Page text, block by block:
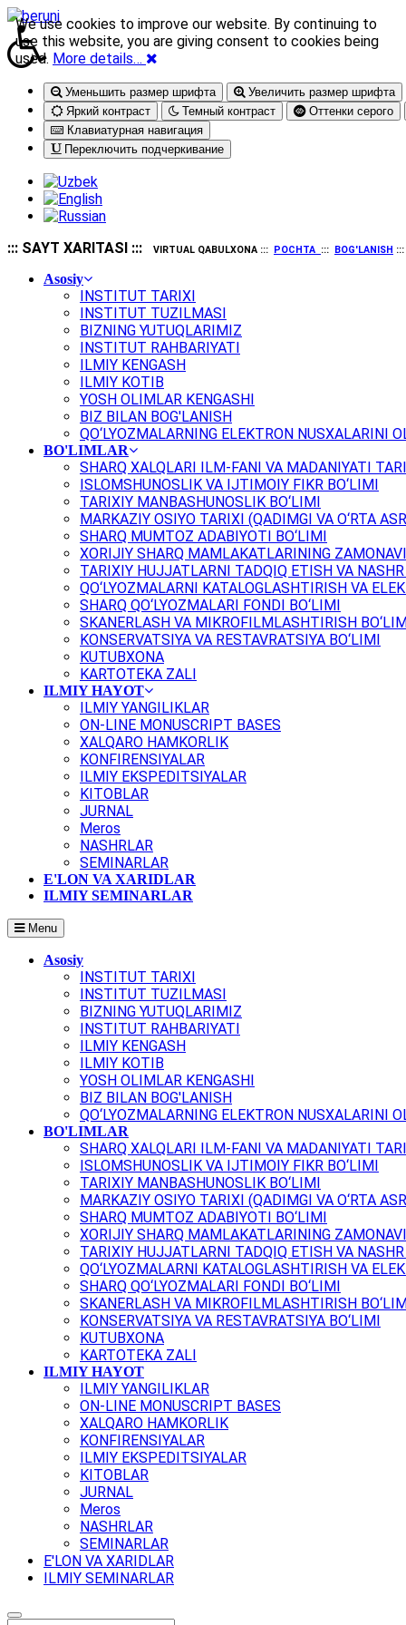
Уменьшить размер шрифта
Увеличить размер шрифта
Яркий контраст
Темный контраст
Оттенки серого
Клавиатурная навигация
Переключить подчеркивание
::: SAYT XARITASI ::: VIRTUAL QABULXONA ::: POCHTA ::: BOG'LANISH
Asosiy
INSTITUT TARIXI
INSTITUT TUZILMASI
BIZNING YUTUQLARIMIZ
INSTITUT RAHBARIYATI
ILMIY KENGASH
ILMIY KOTIB
YOSH OLIMLAR KENGASHI
BIZ BILAN BOG'LANISH
QO‘LYOZMALARNING ELEKTRON NUSXALARINI
BO'LIMLAR
SHARQ XALQLARI ILM-FANI VA MADANIYATI
ISLOMSHUNOSLIK VA IJTIMOIY FIKR BO‘LIMI
TARIXIY MANBASHUNOSLIK BO‘LIMI
MARKAZIY OSIYO TARIXI (QADIMGI VA O‘RTA
SHARQ MUMTOZ ADABIYOTI BO‘LIMI
XORIJIY SHARQ MAMLAKATLARINING
TARIXIY HUJJATLARNI TADQIQ ETISH VA
QO‘LYOZMALARNI KATALOGLASHTIRISH VA
SHARQ QO‘LYOZMALARI FONDI BO‘LIMI
SKANERLASH VA MIKROFILMLASHTIRISH
KONSERVATSIYA VA RESTAVRATSIYA BO‘LIMI
KUTUBXONA
KARTOTEKA ZALI
ILMIY HAYOT
ILMIY YANGILIKLAR
ON-LINE MONUSCRIPT BASES
XALQARO HAMKORLIK
KONFIRENSIYALAR
ILMIY EKSPEDITSIYALAR
KITOBLAR
JURNAL
Meros
NASHRLAR
SEMINARLAR
E'LON VA XARIDLAR
ILMIY SEMINARLAR
Menu
Asosiy
INSTITUT TARIXI
INSTITUT TUZILMASI
BIZNING YUTUQLARIMIZ
INSTITUT RAHBARIYATI
ILMIY KENGASH
ILMIY KOTIB
YOSH OLIMLAR KENGASHI
BIZ BILAN BOG'LANISH
QO‘LYOZMALARNING ELEKTRON NUSXALARINI
BO'LIMLAR
SHARQ XALQLARI ILM-FANI VA MADANIYATI
ISLOMSHUNOSLIK VA IJTIMOIY FIKR BO‘LIMI
TARIXIY MANBASHUNOSLIK BO‘LIMI
MARKAZIY OSIYO TARIXI (QADIMGI VA O‘RTA
SHARQ MUMTOZ ADABIYOTI BO‘LIMI
XORIJIY SHARQ MAMLAKATLARINING
TARIXIY HUJJATLARNI TADQIQ ETISH VA
QO‘LYOZMALARNI KATALOGLASHTIRISH VA
SHARQ QO‘LYOZMALARI FONDI BO‘LIMI
SKANERLASH VA MIKROFILMLASHTIRISH
KONSERVATSIYA VA RESTAVRATSIYA BO‘LIMI
KUTUBXONA
KARTOTEKA ZALI
ILMIY HAYOT
ILMIY YANGILIKLAR
ON-LINE MONUSCRIPT BASES
XALQARO HAMKORLIK
KONFIRENSIYALAR
ILMIY EKSPEDITSIYALAR
KITOBLAR
JURNAL
Meros
NASHRLAR
SEMINARLAR
E'LON VA XARIDLAR
ILMIY SEMINARLAR
We use cookies to improve our website. By continuing to
use this website, you are giving consent to cookies being
used. More details…